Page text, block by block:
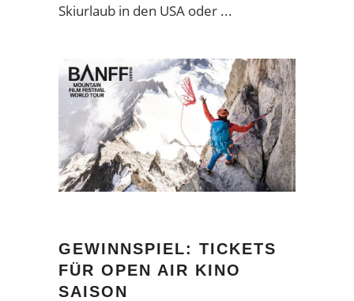
Skiurlaub in den USA oder
GEWINNSPIEL: TICKETS
FÜR OPEN AIR KINO
SAISON